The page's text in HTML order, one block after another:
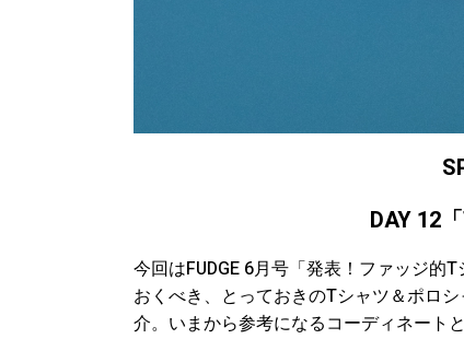
DAY 12
今回はFUDGE 6月号「発表！ファッジ的
おくべき、とっておきのTシャツ＆ポロ
介。いまから参考になるコーディネート